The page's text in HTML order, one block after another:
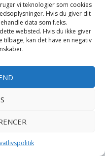
vi teknologier som cookies
Hvis du giver dit
data som f.eks.
websted. Hvis du ikke giver
kan det have en negativ